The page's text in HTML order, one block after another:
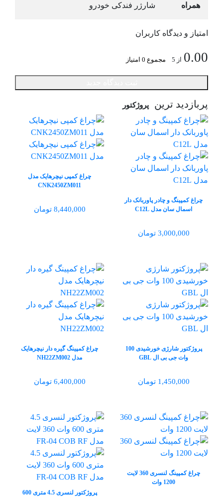
همراه
شارژر فندکی خودرو
امتیاز و دیدگاه کاربران
0.00 از 5 مجموع 0 امتیاز
پربازدید ترین پروژکتور
چراغ کمپینگ و چادر پاوربانک دار
اسمال سان مدل C12L
3,000,000 تومان
چراغ کمپی نیچرهایک مدل
CNK2450ZM011
8,440,000 تومان
پروژکتور شارژی خورشیدی 100
وات جی بی ال GBL
1,450,000 تومان
چراغ کمپینگ گیره‌ دار نیچرهایک
مدل NH22ZM002
6,400,000 تومان
چراغ کمپینگ لنسری 360 لایت
1200 وات
پروژکتور لنسری 4.5 متری 600